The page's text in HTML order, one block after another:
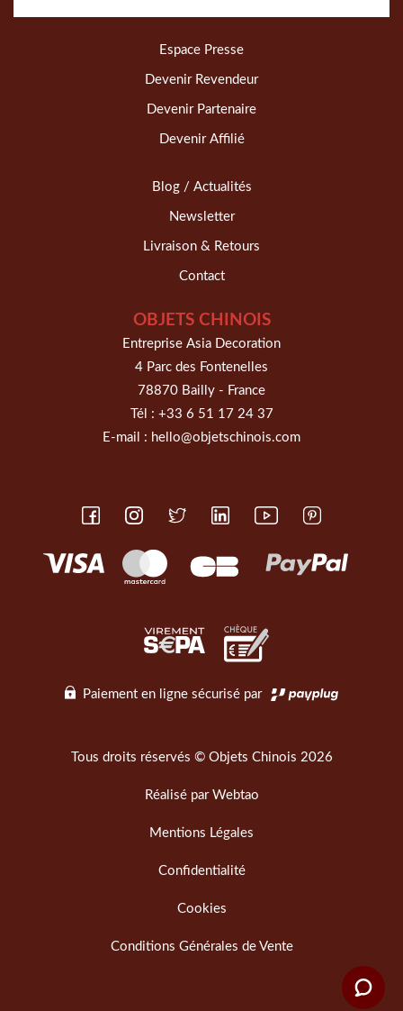
Espace Presse
Devenir Revendeur
Devenir Partenaire
Devenir Affilié
Blog / Actualités
Newsletter
Livraison & Retours
Contact
OBJETS CHINOIS
Entreprise Asia Decoration
4 Parc des Fontenelles
78870 Bailly - France
Tél : +33 6 51 17 24 37
E-mail : hello@objetschinois.com
Paiement en ligne sécurisé par
Tous droits réservés © Objets Chinois 2026
Réalisé par Webtao
Mentions Légales
Confidentialité
Cookies
Conditions Générales de Vente